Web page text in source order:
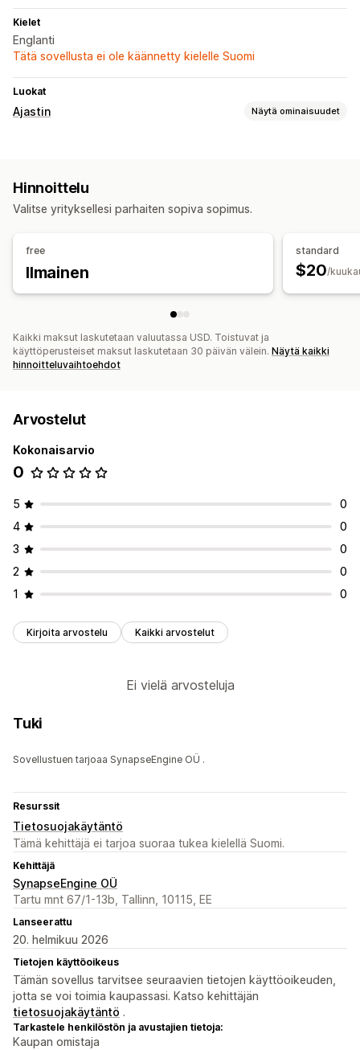
Kielet
Englanti
Tätä sovellusta ei ole käännetty kielelle Suomi
Luokat
Ajastin Näytä ominaisuudet
Mukautettu sijainti
Ajastintyyppi
Poistomyynnit
Aikarajoitettu kampanja
Vanhentumispäivä
Erikoistapahtuma
Hinnoittelu
Valitse yrityksellesi parhaiten sopiva sopimus.
free
Ilmainen
standard
$20/
Kaikki maksut laskutetaan valuutassa USD. Toistuvat ja
käyttöperusteiset maksut laskutetaan 30 päivän välein. Näytä kaikki
hinnoitteluvaihtoehdot
Arvostelut
Kokonaisarvio
0
5
0
4
0
3
0
2
0
1
0
Kirjoita arvostelu Kaikki arvostelut
Ei vielä arvosteluja
Tuki
Sovellustuen tarjoaa SynapseEngine OÜ .
Resurssit
Tietosuojakäytäntö
Tämä kehittäjä ei tarjoa suoraa tukea kielellä Suomi.
Kehittäjä
SynapseEngine OÜ
Tartu mnt 67/1-13b, Tallinn, 10115, EE
Lanseerattu
20. helmikuu 2026
Tietojen käyttöoikeus
Tämän sovellus tarvitsee seuraavien tietojen käyttöoikeuden,
jotta se voi toimia kaupassasi. Katso kehittäjän
tietosuojakäytäntö .
Tarkastele henkilöstön ja avustajien tietoja:
Kaupan omistaja